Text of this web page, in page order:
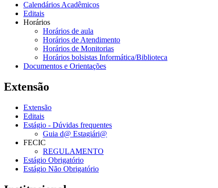
Calendários Acadêmicos
Editais
Horários
Horários de aula
Horários de Atendimento
Horários de Monitorias
Horários bolsistas Informática/Biblioteca
Documentos e Orientações
Extensão
Extensão
Editais
Estágio - Dúvidas frequentes
Guia d@ Estagiári@
FECIC
REGULAMENTO
Estágio Obrigatório
Estágio Não Obrigatório